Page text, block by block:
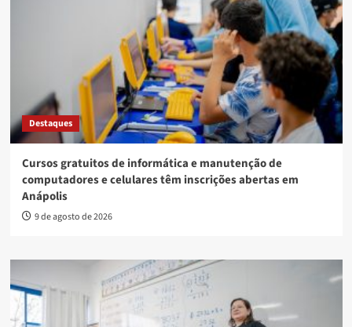
Destaques
Cursos gratuitos de informática e manutenção de
computadores e celulares têm inscrições abertas em
Anápolis
9 de agosto de 2026